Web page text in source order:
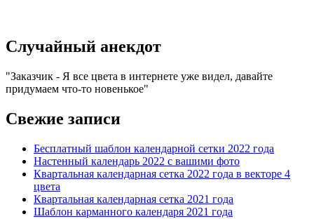
Случайный анекдот
Заказчик - Я все цвета в интернете уже видел, давайте
придумаем что-то новенькое
Свежие записи
Бесплатный шаблон календарной сетки 2022 года
Настенный календарь 2022 с вашими фото
Квартальная календарная сетка 2022 года в векторе 4
цвета
Квартальная календарная сетка 2021 года
Шаблон карманного календаря 2021 года